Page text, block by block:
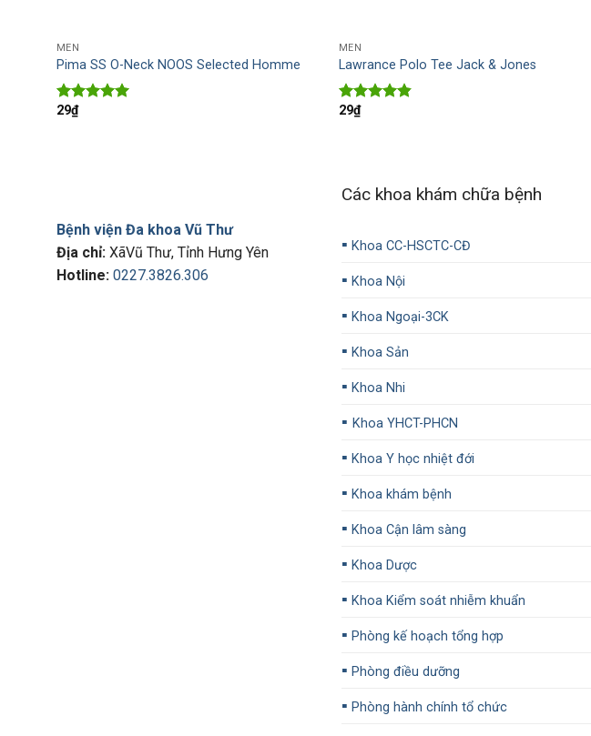
MEN
Pima SS O-Neck NOOS Selected Homme
Rated
29₫
MEN
Lawrance Polo Tee Jack & Jones
Rated
29₫
Bệnh viện Đa khoa Vũ Thư
Địa chỉ: XãVũ Thư, Tỉnh Hưng Yên
Hotline: 0227.3826.306
Các khoa khám chữa bệnh
▪️ Khoa CC-HSCTC-CĐ
▪️ Khoa Nội
▪️ Khoa Ngoại-3CK
▪️ Khoa Sản
▪️ Khoa Nhi
▪️ Khoa YHCT-PHCN
▪️ Khoa Y học nhiệt đới
▪️ Khoa khám bệnh
▪️ Khoa Cận lâm sàng
▪️ Khoa Dược
▪️ Khoa Kiểm soát nhiễm khuẩn
▪️ Phòng kế hoạch tổng hợp
▪️ Phòng điều dưỡng
▪️ Phòng hành chính tổ chức